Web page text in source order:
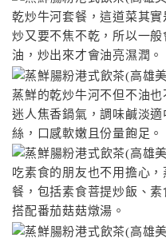
乾炒牛河套餐，這道菜其
炒又要不焦不乾，所以一
油，炒出來才會油亮濕潤。
蒸鮮的乾炒牛河不但不油
迷人焦香鍋氣，調味鹹淡
絲，口感軟嫩且份量飽足。
吃素食的朋友也不用擔心
餐，包括素食菩提炒飯、
搭配番茄菇菇燉湯。